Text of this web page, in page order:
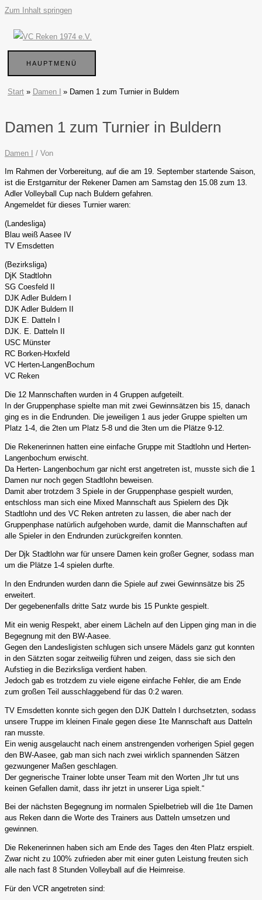
Zum Inhalt springen
HAUPTMENÜ
Start Damen I Damen 1 zum Turnier in Buldern
Damen 1 zum Turnier in Buldern
Damen I / Von
Im Rahmen der Vorbereitung, auf die am 19. September startende Saison,
ist die Erstgarnitur der Rekener Damen am Samstag den 15.08 zum 13.
Adler Volleyball Cup nach Buldern gefahren.
Angemeldet für dieses Turnier waren:
(Landesliga)
Blau weiß Aasee IV
TV Emsdetten
(Bezirksliga)
DjK Stadtlohn
SG Coesfeld II
DJK Adler Buldern I
DJK Adler Buldern II
DJK E. Datteln I
DJK. E. Datteln II
USC Münster
RC Borken-Hoxfeld
VC Herten-LangenBochum
VC Reken
Die 12 Mannschaften wurden in 4 Gruppen aufgeteilt.
In der Gruppenphase spielte man mit zwei Gewinnsätzen bis 15, danach
ging es in die Endrunden. Die jeweiligen 1 aus jeder Gruppe spielten um
Platz 1-4, die 2ten um Platz 5-8 und die 3ten um die Plätze 9-12.
Die Rekenerinnen hatten eine einfache Gruppe mit Stadtlohn und Herten-
Langenbochum erwischt.
Da Herten- Langenbochum gar nicht erst angetreten ist, musste sich die 1
Damen nur noch gegen Stadtlohn beweisen.
Damit aber trotzdem 3 Spiele in der Gruppenphase gespielt wurden,
entschloss man sich eine Mixed Mannschaft aus Spielern des Djk
Stadtlohn und des VC Reken antreten zu lassen, die aber nach der
Gruppenphase natürlich aufgehoben wurde, damit die Mannschaften auf
alle Spieler in den Endrunden zurückgreifen konnten.
Der Djk Stadtlohn war für unsere Damen kein großer Gegner, sodass man
um die Plätze 1-4 spielen durfte.
In den Endrunden wurden dann die Spiele auf zwei Gewinnsätze bis 25
erweitert.
Der gegebenenfalls dritte Satz wurde bis 15 Punkte gespielt.
Mit ein wenig Respekt, aber einem Lächeln auf den Lippen ging man in die
Begegnung mit den BW-Aasee.
Gegen den Landesligisten schlugen sich unsere Mädels ganz gut konnten
in den Sätzten sogar zeitweilig führen und zeigen, dass sie sich den
Aufstieg in die Bezirksliga verdient haben.
Jedoch gab es trotzdem zu viele eigene einfache Fehler, die am Ende
zum großen Teil ausschlaggebend für das 0:2 waren.
TV Emsdetten konnte sich gegen den DJK Datteln I durchsetzten, sodass
unsere Truppe im kleinen Finale gegen diese 1te Mannschaft aus Datteln
ran musste.
Ein wenig ausgelaucht nach einem anstrengenden vorherigen Spiel gegen
den BW-Aasee, gab man sich nach zwei wirklich spannenden Sätzen
gezwungener Maßen geschlagen.
Der gegnerische Trainer lobte unser Team mit den Worten „Ihr tut uns
keinen Gefallen damit, dass ihr jetzt in unserer Liga spielt.“
Bei der nächsten Begegnung im normalen Spielbetrieb will die 1te Damen
aus Reken dann die Worte des Trainers aus Datteln umsetzen und
gewinnen.
Die Rekenerinnen haben sich am Ende des Tages den 4ten Platz erspielt.
Zwar nicht zu 100% zufrieden aber mit einer guten Leistung freuten sich
alle nach fast 8 Stunden Volleyball auf die Heimreise.
Für den VCR angetreten sind: